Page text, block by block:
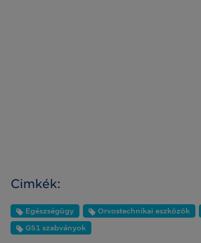
Cimkék:
Egészségügy Orvostechnikai eszközök
GS1 szabványok